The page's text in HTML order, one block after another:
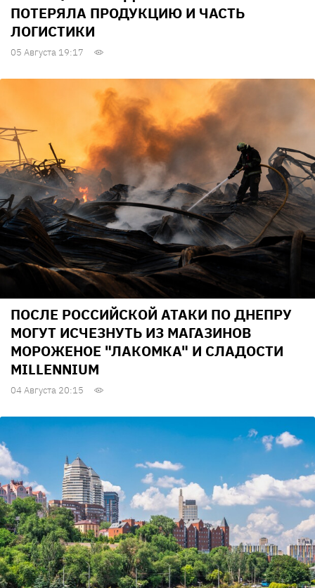
ПОТЕРЯЛА ПРОДУКЦИЮ И ЧАСТЬ
ЛОГИСТИКИ
05 Августа 19:17
ПОСЛЕ РОССИЙСКОЙ АТАКИ ПО ДНЕПРУ
МОГУТ ИСЧЕЗНУТЬ ИЗ МАГАЗИНОВ
МОРОЖЕНОЕ "ЛАКОМКА" И СЛАДОСТИ
MILLENNIUM
04 Августа 20:15